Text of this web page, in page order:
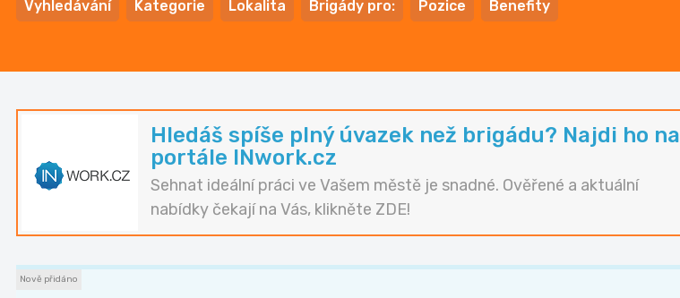
Vyhledávání Kategorie Lokalita Brigády pro: Pozice Benefity
Hledáš spíše plný úvazek než brigádu? Najdi ho na
portále INwork.cz
Sehnat ideální práci ve Vašem městě je snadné. Ověřené a aktuální
nabídky čekají na Vás, klikněte ZDE!
Nově přidáno